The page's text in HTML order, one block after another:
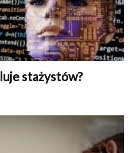
stażystów?